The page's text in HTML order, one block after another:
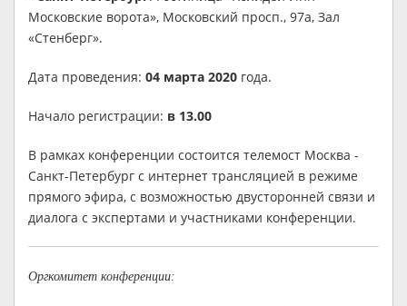
Московские ворота», Московский просп., 97а, Зал
«Стенберг».
Дата проведения: 04 марта 2020 года.
Начало регистрации: в 13.00
В рамках конференции состоится телемост Москва -
Санкт-Петербург с интернет трансляцией в режиме
прямого эфира, с возможностью двусторонней связи и
диалога с экспертами и участниками конференции.
Оргкомитет конференции: